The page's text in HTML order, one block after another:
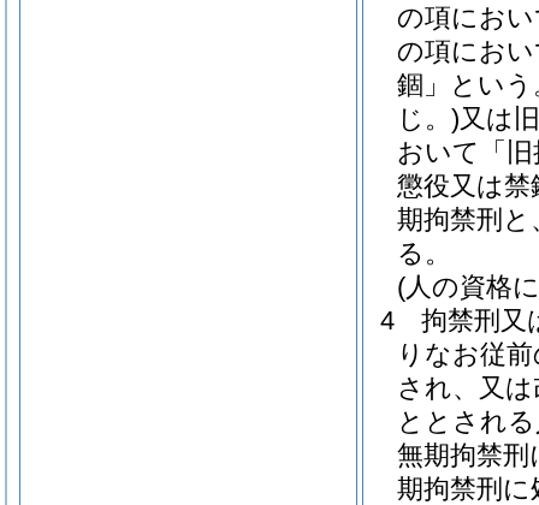
の項にお
の項にお
錮」という
じ。)又は
おいて「
懲役又は
期拘禁刑
る。
(人の資格
4
拘禁刑又
りなお従
され、又
ととされ
無期拘禁
期拘禁刑